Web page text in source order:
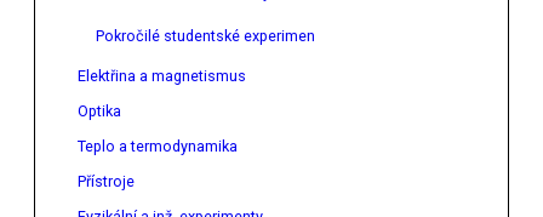
Pokročilé studentské experimen
Elektřina a magnetismus
Optika
Teplo a termodynamika
Přístroje